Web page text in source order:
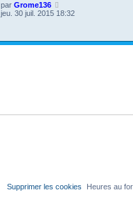
par Grome136
jeu. 30 juil. 2015 18:32
Supprimer les cookies Heures au